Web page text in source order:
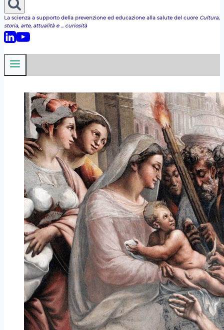
La scienza a supporto della prevenzione ed educazione alla salute del cuore Cultura,
storia, arte, attualità e ... curiosità